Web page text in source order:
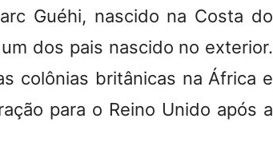
Guéhi, nascido na Costa do
dos pais nascido no exterior.
colônias britânicas na África e
para o Reino Unido após a